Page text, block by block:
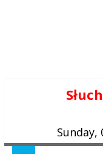
Sunday,